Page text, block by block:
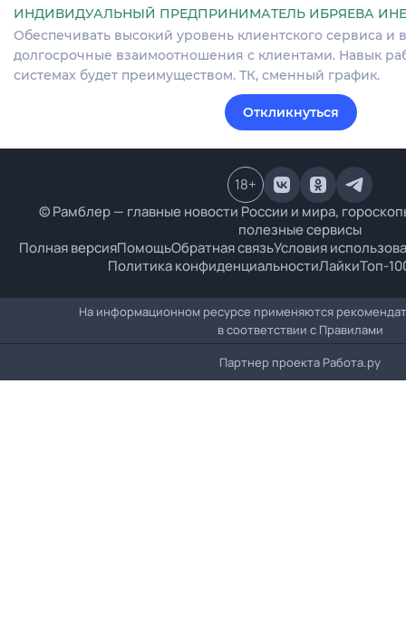
ИНДИВИДУАЛЬНЫЙ ПРЕДПРИНИМАТЕЛЬ ИБРЯЕВА
Обеспечивать высокий уровень клиентского сервиса и
долгосрочные взаимоотношения с клиентами. Навык
системах будет преимуществом. ТК, сменный график.
Откликнуться
© Рамблер — главные новости России и мира,
полезные сервисы
Полная версияПомощьОбратная связьУсловия
Политика конфиденциальностиЛайкиТоп-
18+
На информационном ресурсе применяются
в соответствии с Правилами
Партнер проекта Работа.ру